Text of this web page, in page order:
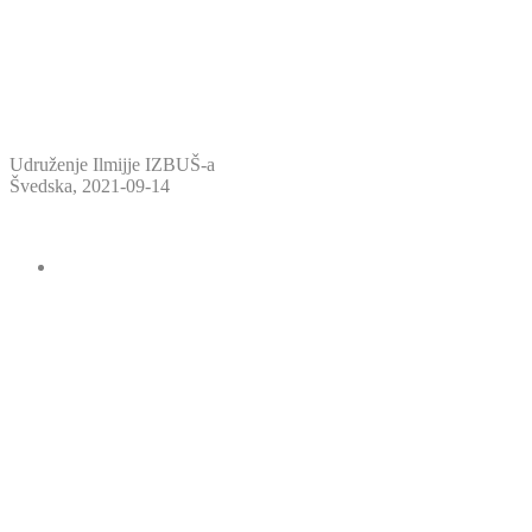
Udruženje Ilmijje IZBUŠ-a
Švedska, 2021-09-14